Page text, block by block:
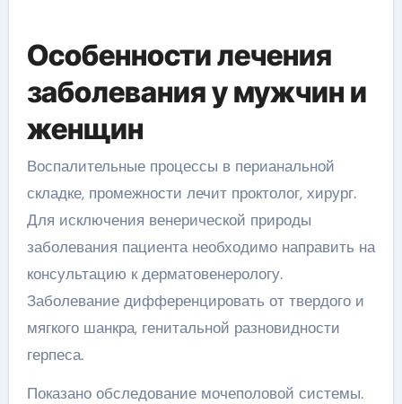
Особенности лечения
заболевания у мужчин и
женщин
Воспалительные процессы в перианальной
складке, промежности лечит проктолог, хирург.
Для исключения венерической природы
заболевания пациента необходимо направить на
консультацию к дерматовенерологу.
Заболевание дифференцировать от твердого и
мягкого шанкра, генитальной разновидности
герпеса.
Показано обследование мочеполовой системы.